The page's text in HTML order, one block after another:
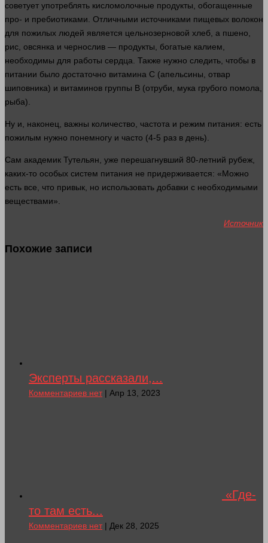
советует употреблять кисломолочные продукты, обогащенные
про- и пребиотиками. Отличными источниками пищевых волокон
для пожилых людей является цельнозерновой хлеб, а пшено,
рис, овсянка и чернослив — продукты, богатые калием,
необходимы для работы сердца. Также нужно следить, чтобы в
питании было достаточно витамина С (апельсины, отвар
шиповника) и витаминов группы В (отруби, мука грубого помола,
рыба).
Ну и, наконец, важны количество , частота и режим питания: есть
пожилым нужно понемногу и часто (4-5 раз в день).
Сам академик Тутельян, уже перешагнувший 80-летний рубеж,
каких-то особых систем питания не придерживается: «Можно
есть все, что привык, но использовать добавки с необходимыми
веществами».
Источник
Похожие записи
Эксперты рассказали,...
Комментариев нет| Апр 13, 2023
«Где-
то там есть...
Комментариев нет| Дек 28, 2025